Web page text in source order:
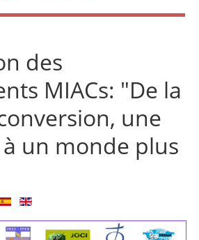
des
MIACs: "De la
une
un monde plus